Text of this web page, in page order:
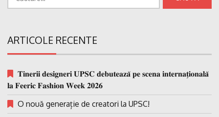
ARTICOLE RECENTE
𝐓𝐢𝐧𝐞𝐫𝐢𝐢 𝐝𝐞𝐬𝐢𝐠𝐧𝐞𝐫𝐢 𝐔𝐏𝐒𝐂 𝐝𝐞𝐛𝐮𝐭𝐞𝐚𝐳𝐚̆ 𝐩𝐞 𝐬𝐜𝐞𝐧𝐚 𝐢𝐧𝐭𝐞𝐫𝐧𝐚𝐭̗𝐢𝐨𝐧𝐚𝐥𝐚̆
𝐥𝐚 𝐅𝐞𝐞𝐫𝐢𝐜 𝐅𝐚𝐬𝐡𝐢𝐨𝐧 𝐖𝐞𝐞𝐤 𝟐𝟎𝟐𝟔
O nouă generație de creatori la UPSC!